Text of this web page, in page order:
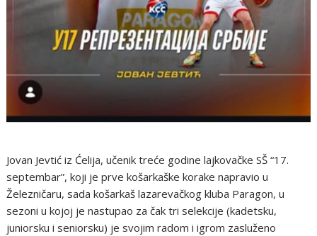
Jovan Jevtić iz Ćelija, učenik treće godine lajkovačke SŠ “17.
septembar”, koji je prve košarkaške korake napravio u
Železničaru, sada košarkaš lazarevačkog kluba Paragon, u
sezoni u kojoj je nastupao za čak tri selekcije (kadetsku,
juniorsku i seniorsku) je svojim radom i igrom zasluženo